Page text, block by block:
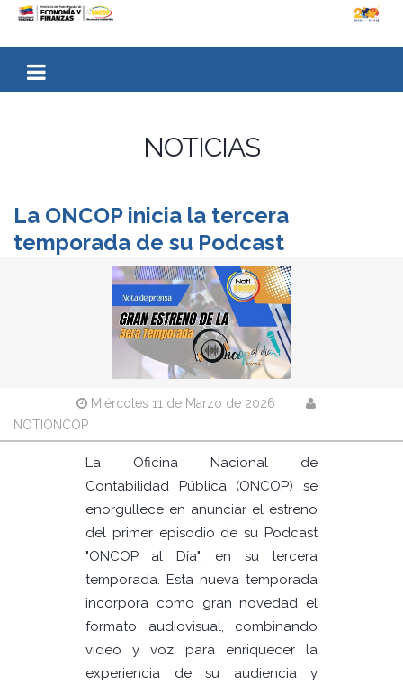
NOTICIAS
La ONCOP inicia la tercera
temporada de su Podcast
Miércoles 11 de Marzo de 2026
NOTIONCOP
La Oficina Nacional de
Contabilidad Pública (ONCOP) se
enorgullece en anunciar el estreno
del primer episodio de su Podcast
"ONCOP al Día", en su tercera
temporada. Esta nueva temporada
incorpora como gran novedad el
formato audiovisual, combinando
video y voz para enriquecer la
experiencia de su audiencia y